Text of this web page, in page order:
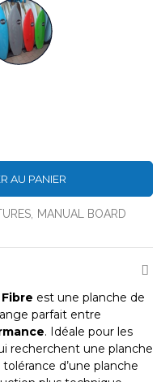
AU PANIER
MANUAL BOARD
est une planche de
parfait entre
. Idéale pour les
recherchent une planche
d’une planche